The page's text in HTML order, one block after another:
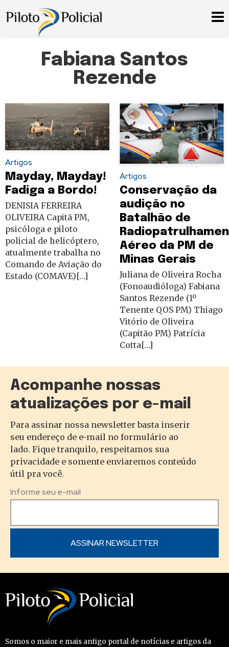
Fabiana Santos
Rezende
Artigos
Mayday, Mayday!
Fadiga a Bordo!
DENISIA FERREIRA
OLIVEIRA Capitã PM,
psicóloga e piloto
policial de helicóptero,
atualmente trabalha no
Comando de Aviação do
Estado (COMAVE)[…]
Artigos
Conservação da
audição no
Batalhão de
Aéreo da PM de
Minas Gerais
Juliana de Oliveira Rocha
(Fonoaudióloga) Fabiana
Santos Rezende (1º
Tenente QOS PM) Thiago
Vitório de Oliveira
(Capitão PM) Patrícia
Cotta[…]
Acompanhe nossas
atualizações por e-mail
Para assinar nossa newsletter basta inserir
seu endereço de e-mail no formulário ao
lado. Fique tranquilo, respeitamos sua
privacidade e somente enviaremos conteúdo
útil pra você.
Informe seu e-mail
Somos o maior e mais antigo portal de notícias e artigos da